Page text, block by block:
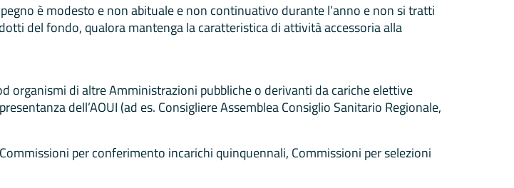
è modesto e non abituale e non continuativo durante l’anno e non si tratti
del fondo, qualora mantenga la caratteristica di attività accessoria alla
organismi di altre Amministrazioni pubbliche o derivanti da cariche elettive
dell’AOUI (ad es. Consigliere Assemblea Consiglio Sanitario Regionale,
per conferimento incarichi quinquennali, Commissioni per selezioni